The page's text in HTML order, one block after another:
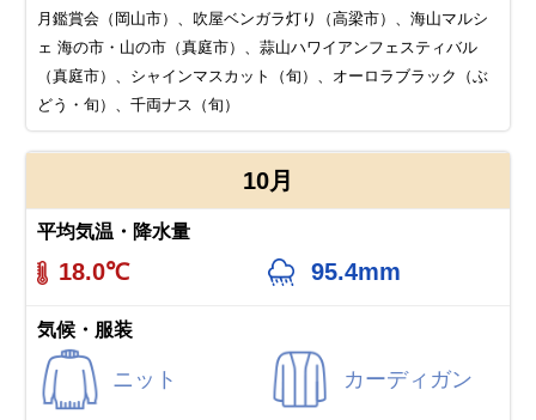
月鑑賞会（岡山市）、吹屋ベンガラ灯り（高梁市）、海山マルシ
ェ 海の市・山の市（真庭市）、蒜山ハワイアンフェスティバル
（真庭市）、シャインマスカット（旬）、オーロラブラック（ぶ
どう・旬）、千両ナス（旬）
10月
平均気温・降水量
18.0℃ 95.4mm
気候・服装
ニット カーディガン